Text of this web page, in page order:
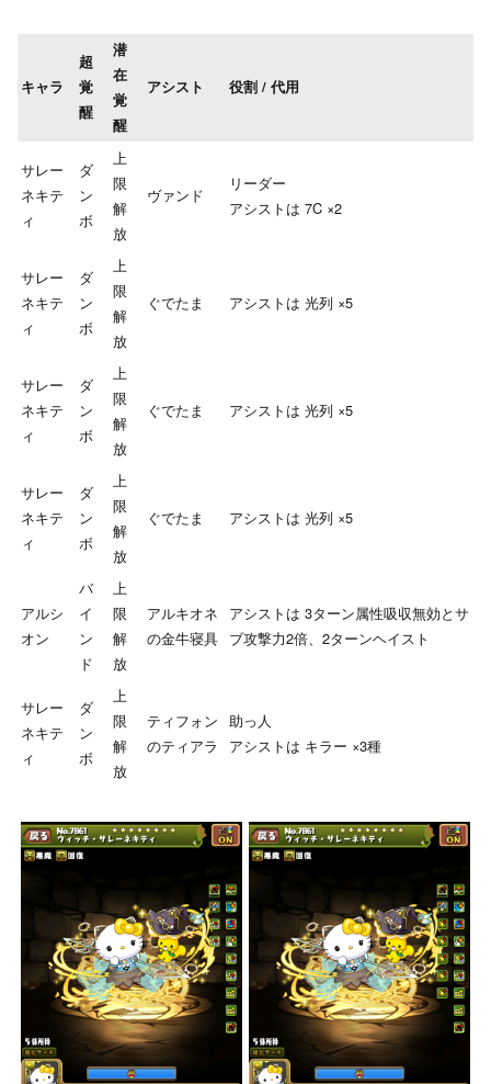
キャラ
超
覚
醒
潜
在
覚
醒
アシスト 役割 / 代用
サレー
ネキテ
ィ
ダ
ン
ボ
上
限
解
放
ヴァンド
リーダー
アシストは 7C ×2
サレー
ネキテ
ィ
ダ
ン
ボ
上
限
解
放
ぐでたま アシストは 光列 ×5
サレー
ネキテ
ィ
ダ
ン
ボ
上
限
解
放
ぐでたま アシストは 光列 ×5
サレー
ネキテ
ィ
ダ
ン
ボ
上
限
解
放
ぐでたま アシストは 光列 ×5
アルシ
オン
バ
イ
ン
ド
上
限
解
放
アルキオネ
の金牛寝具
アシストは 3ターン属性吸収無効とサ
ブ攻撃力2倍、2ターンヘイスト
サレー
ネキテ
ィ
ダ
ン
ボ
上
限
解
放
ティフォン
のティアラ
助っ人
アシストは キラー ×3種